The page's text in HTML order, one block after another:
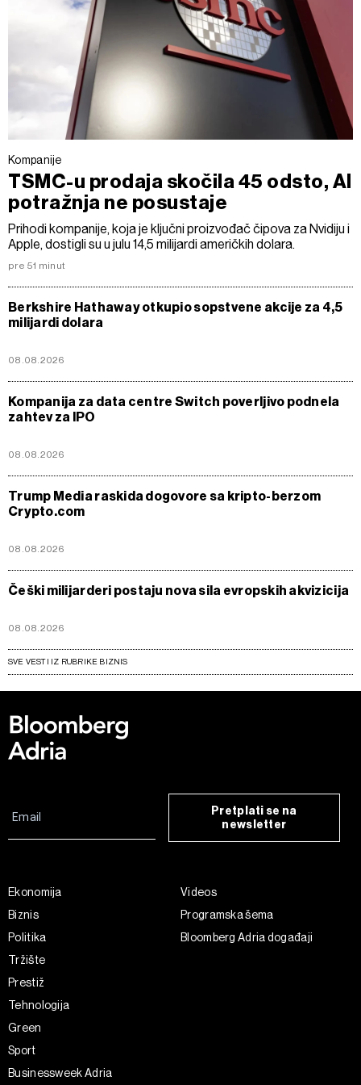
Kompanije
TSMC-u prodaja skočila 45 odsto, AI
potražnja ne posustaje
Prihodi kompanije, koja je ključni proizvođač čipova za Nvidiju i
Apple, dostigli su u julu 14,5 milijardi američkih dolara.
pre 51 minut
Berkshire Hathaway otkupio sopstvene akcije za 4,5
milijardi dolara
08.08.2026
Kompanija za data centre Switch poverljivo podnela
zahtev za IPO
08.08.2026
Trump Media raskida dogovore sa kripto-berzom
Crypto.com
08.08.2026
Češki milijarderi postaju nova sila evropskih akvizicija
08.08.2026
SVE VESTI IZ RUBRIKE BIZNIS
Pretplati se na
newsletter
Ekonomija
Biznis
Politika
Tržište
Prestiž
Tehnologija
Green
Sport
Businessweek Adria
Videos
Programska šema
Bloomberg Adria događaji